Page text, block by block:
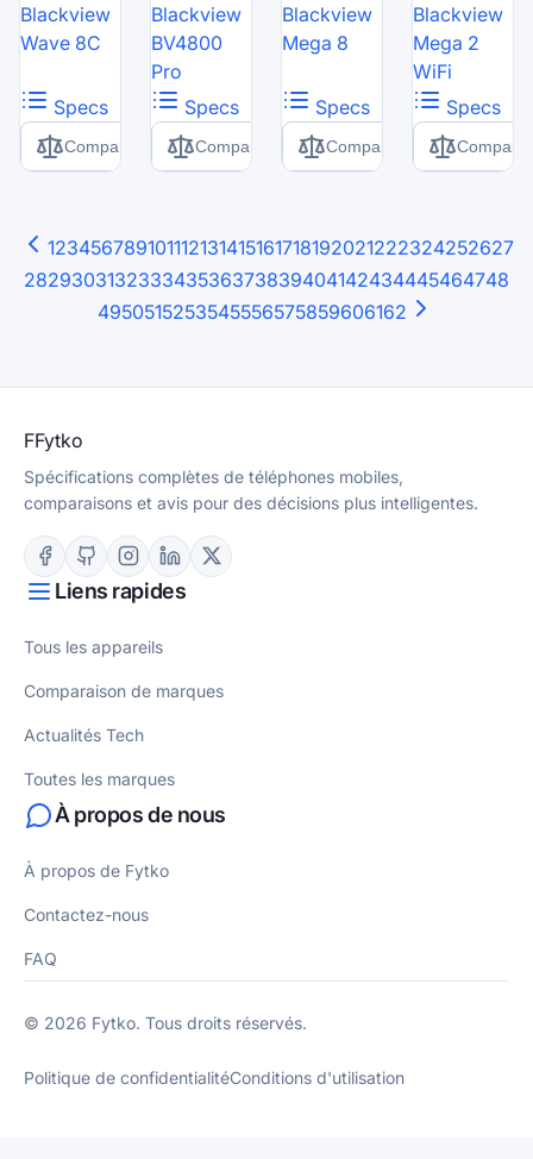
Blackview
Wave 8C
Specs
Comparer
Blackview
BV4800
Pro
Specs
Comparer
Blackview
Mega 8
Specs
Comparer
Blackview
Mega 2
WiFi
Specs
Comparer
123456789101112131415161718192021222324252627
282930313233343536373839404142434445464748
4950515253545556575859606162
FFytko
Spécifications complètes de téléphones mobiles,
comparaisons et avis pour des décisions plus intelligentes.
Liens rapides
Tous les appareils
Comparaison de marques
Actualités Tech
Toutes les marques
À propos de nous
À propos de Fytko
Contactez-nous
FAQ
© 2026 Fytko. Tous droits réservés.
Politique de confidentialitéConditions d'utilisation